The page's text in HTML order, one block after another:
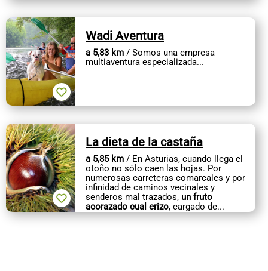
Wadi Aventura
a 5,83 km / Somos una empresa
multiaventura especializada...
La dieta de la castaña
a 5,85 km / En Asturias, cuando llega el
otoño no sólo caen las hojas. Por
numerosas carreteras comarcales y por
infinidad de caminos vecinales y
senderos mal trazados, un fruto
acorazado cual erizo, cargado de...